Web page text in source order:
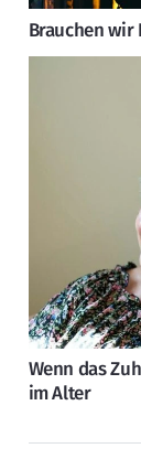
Brauchen
Wenn das
im Alter